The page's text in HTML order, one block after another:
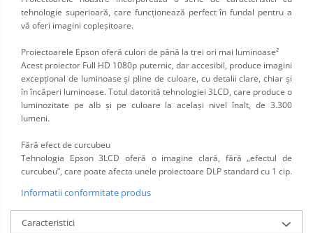
tehnologie superioară, care funcţionează perfect în fundal pentru a
vă oferi imagini copleşitoare.
Proiectoarele Epson oferă culori de până la trei ori mai luminoase²
Acest proiector Full HD 1080p puternic, dar accesibil, produce imagini
excepţional de luminoase şi pline de culoare, cu detalii clare, chiar şi
în încăperi luminoase. Totul datorită tehnologiei 3LCD, care produce o
luminozitate pe alb şi pe culoare la acelaşi nivel înalt, de 3.300
lumeni.
Fără efect de curcubeu
Tehnologia Epson 3LCD oferă o imagine clară, fără „efectul de
curcubeu”, care poate afecta unele proiectoare DLP standard cu 1 cip.
Informatii conformitate produs
Caracteristici